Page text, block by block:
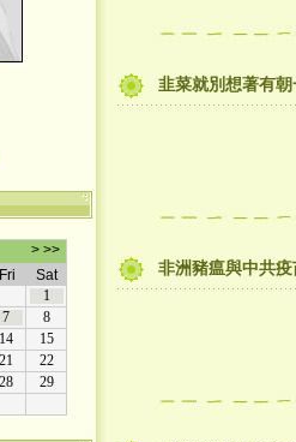
韭菜就別想著有
非洲豬瘟與中共疫